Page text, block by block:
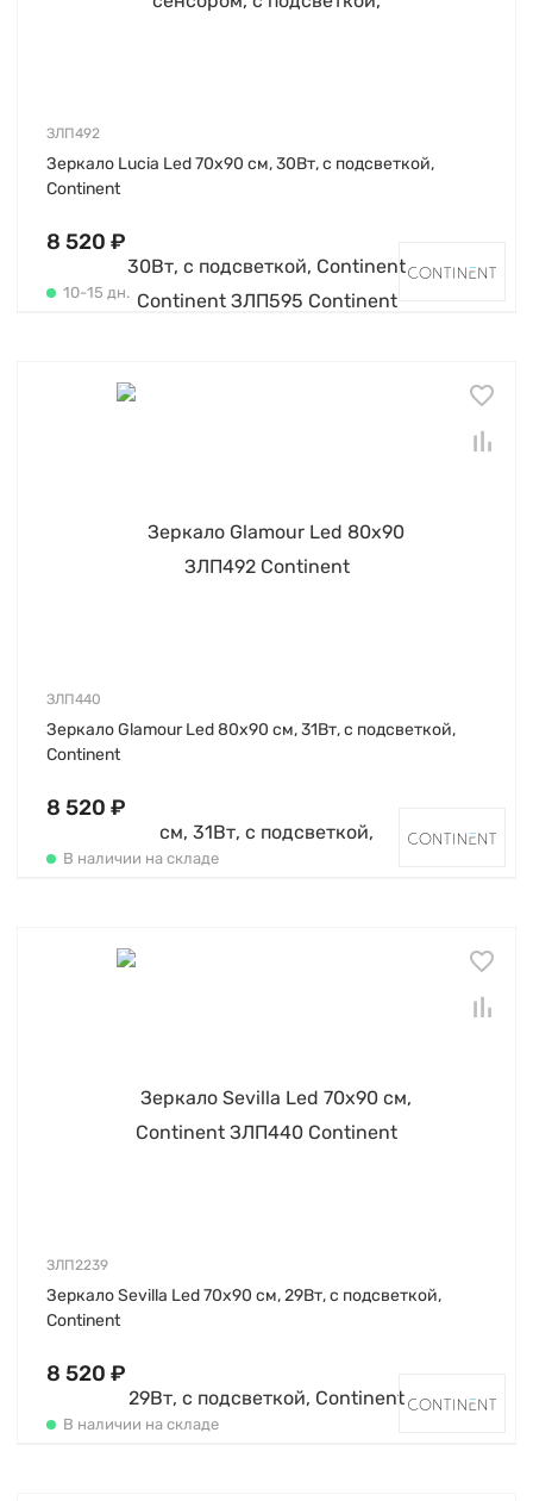
ЗЛП492
Зеркало Lucia Led 70х90 см, 30Вт, с подсветкой,
Continent
8 520 ₽
10-15 дн.
ЗЛП440
Зеркало Glamour Led 80х90 см, 31Вт, с подсветкой,
Continent
8 520 ₽
В наличии на складе
ЗЛП2239
Зеркало Sevilla Led 70х90 см, 29Вт, с подсветкой,
Continent
8 520 ₽
В наличии на складе